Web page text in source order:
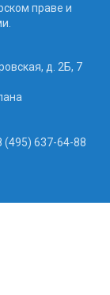
праве и
д. 2Б, 7
(495) 637-64-88